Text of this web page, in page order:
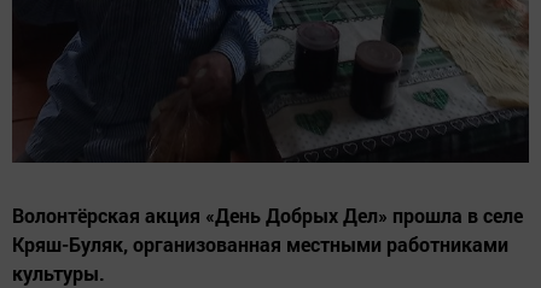
Волонтёрская акция «День Добрых Дел» прошла в селе
Кряш-Буляк, организованная местными работниками
культуры.